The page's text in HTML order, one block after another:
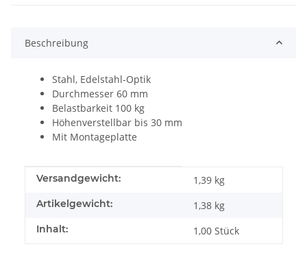
Beschreibung
Stahl, Edelstahl-Optik
Durchmesser 60 mm
Belastbarkeit 100 kg
Höhenverstellbar bis 30 mm
Mit Montageplatte
Produkteigenschaft
Wert
Versandgewicht: 1,39 kg
Artikelgewicht: 1,38 kg
Inhalt: 1,00 Stück